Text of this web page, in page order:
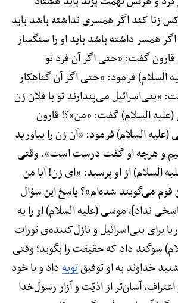
زنا کند اگر همسری نداشته باشد باید
همسر داشته باشد باید او را سنگسار
گفت: «حتی اگر آن فرد تو
السلام) فرمود: «حتی اگر آن گناهکار
«بنی‌اسرائیل می‌پندارند تو با فلان زن
السلام) گفت: «من»؟! قارون
السلام) فرمود: «آن زن را بیاورید
و هرچه او گفت درست است». وقتی
السلام) از او پرسید: «ای زن! آیا من
می‌گویند شده‌ام»؟ پاسخ این سؤال
نداد]، موسی (علیه السلام) او را به
برای بنی‌اسرائیل و نازل‌کننده‌ی تورات
سوگند داد که حقیقت را بگوید؛ وقتی
خداوند به او توفیقتوبهداد و با خود
آسان‌تر از اذیّت و آزار رسول‌خدا